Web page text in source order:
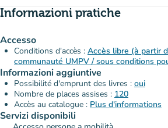
Informazioni pratiche
Accesso
Conditions d'accès : Accès libre (à partir
communauté UMPV / sous conditions
Informazioni aggiuntive
Possibilité d'emprunt des livres : oui
Nombre de places assises : 120
Accès au catalogue : Plus d'informations
Servizi disponibili